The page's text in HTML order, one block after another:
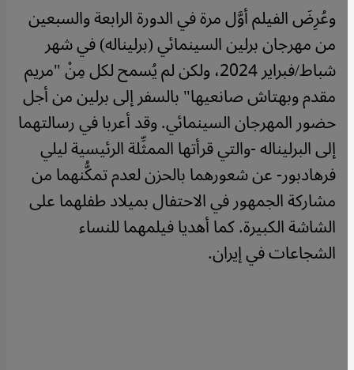
وعُرِضَ الفيلم أوَّل مرة في الدورة الرابعة والسبعين
من مهرجان برلين السينمائي (برليناله) في شهر
شباط/فبراير 2024، ولكن لم يُسمح لكل مِنْ "مريم
مقدم وبهتاش صانعيها" بالسفر إلى برلين من أجل
حضور المهرجان السينمائي. وقد أعربا في رسالتهما
إلى البرليناله -والتي قرأتها الممثِّلة الرئيسية ليلي
فرهادبور- عن شعورهما بالحزن لعدم تمكُّنهما من
مشاركة الجمهور في الاحتفال بميلاد طفلهما على
الشاشة الكبيرة. كما أهديا فيلمهما للنساء
الشجاعات في إيران.